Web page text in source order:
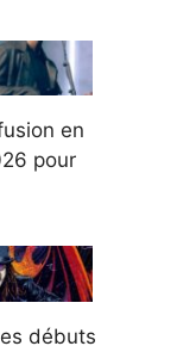
en
pour
débuts